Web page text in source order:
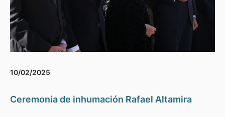
10/02/2025
Ceremonia de inhumación Rafael Altamira